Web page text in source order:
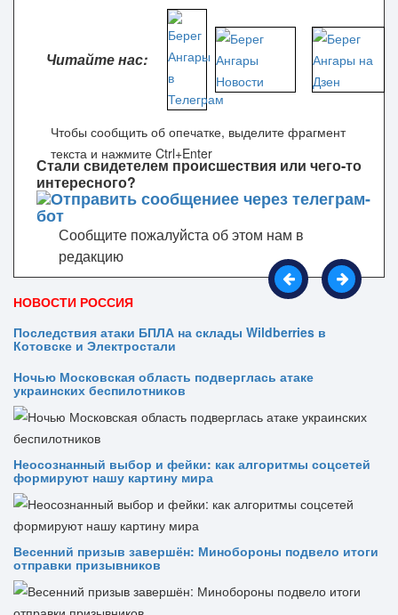
Читайте нас:
Стали свидетелем происшествия или чего-то
интересного?
Сообщите пожалуйста об этом нам в
редакцию
Чтобы сообщить об опечатке, выделите фрагмент
текста и нажмите Ctrl+Enter
НОВОСТИ РОССИЯ
Последствия атаки БПЛА на склады Wildberries в
Котовске и Электростали
Ночью Московская область подверглась атаке
украинских беспилотников
Неосознанный выбор и фейки: как алгоритмы соцсетей
формируют нашу картину мира
Весенний призыв завершён: Минобороны подвело итоги
отправки призывников